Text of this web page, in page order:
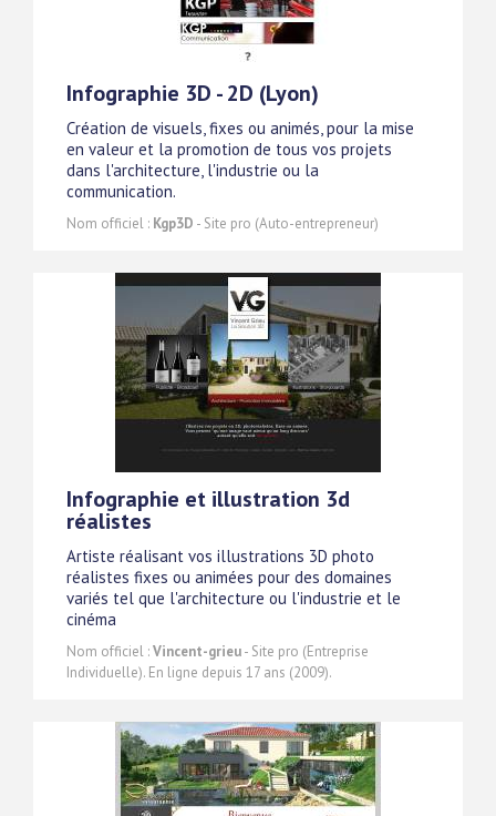
Infographie 3D - 2D (Lyon)
Création de visuels, fixes ou animés, pour la mise
en valeur et la promotion de tous vos projets
dans l'architecture, l'industrie ou la
communication.
Nom officiel : Kgp3D - Site pro (Auto-entrepreneur)
Infographie et illustration 3d
réalistes
Artiste réalisant vos illustrations 3D photo
réalistes fixes ou animées pour des domaines
variés tel que l'architecture ou l'industrie et le
cinéma
Nom officiel :Vincent-grieu- Site pro (Entreprise
Individuelle). En ligne depuis 17 ans (2009).